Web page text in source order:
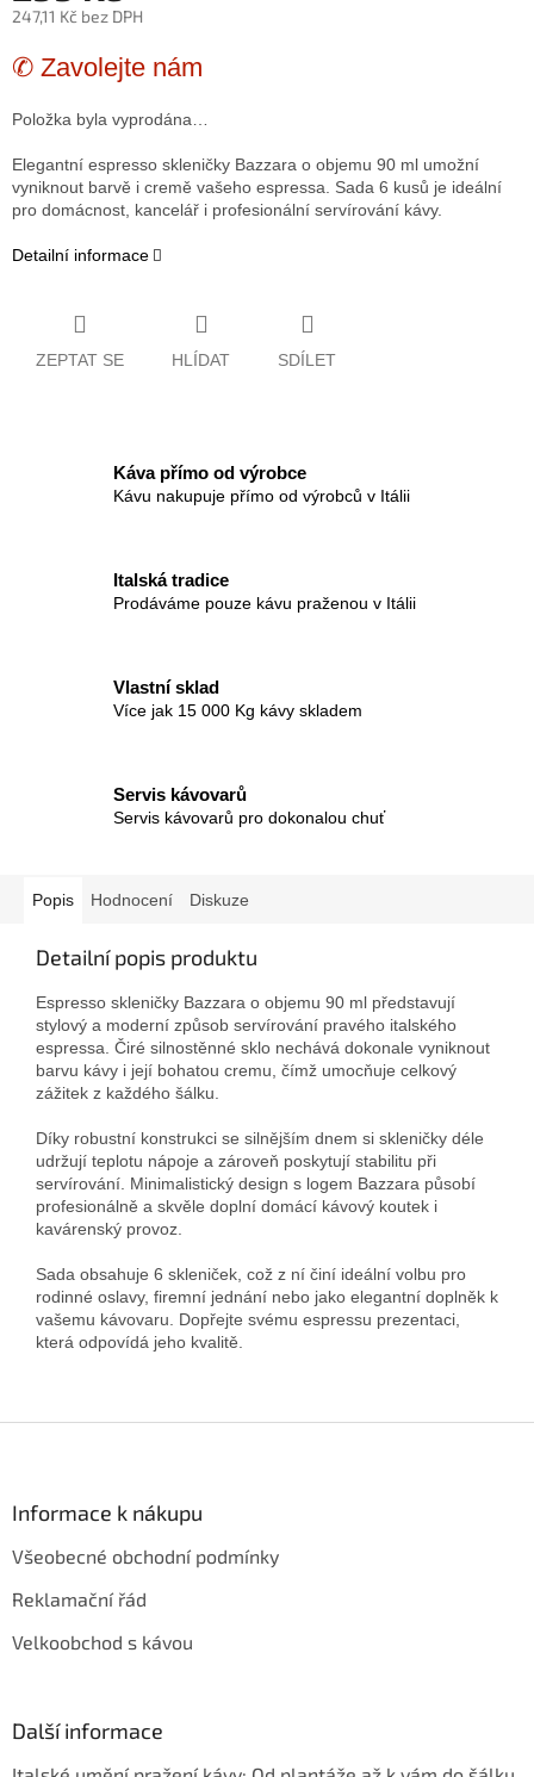
247,11 Kč bez DPH
cena:
✆ Zavolejte nám
Položka byla vyprodána…
Elegantní espresso skleničky Bazzara o objemu 90 ml umožní
vyniknout barvě i cremě vašeho espressa. Sada 6 kusů je ideální
pro domácnost, kancelář i profesionální servírování kávy.
Detailní informace
ZEPTAT SE HLÍDAT SDÍLET
Káva přímo od výrobce
Kávu nakupuje přímo od výrobců v Itálii
Italská tradice
Prodáváme pouze kávu praženou v Itálii
Vlastní sklad
Více jak 15 000 Kg kávy skladem
Servis kávovarů
Servis kávovarů pro dokonalou chuť
Popis Hodnocení Diskuze
Detailní popis produktu
Espresso skleničky Bazzara o objemu 90 ml představují
stylový a moderní způsob servírování pravého italského
espressa. Čiré silnostěnné sklo nechává dokonale vyniknout
barvu kávy i její bohatou cremu, čímž umocňuje celkový
zážitek z každého šálku.
Díky robustní konstrukci se silnějším dnem si skleničky déle
udržují teplotu nápoje a zároveň poskytují stabilitu při
servírování. Minimalistický design s logem Bazzara působí
profesionálně a skvěle doplní domácí kávový koutek i
kavárenský provoz.
Sada obsahuje 6 skleniček, což z ní činí ideální volbu pro
rodinné oslavy, firemní jednání nebo jako elegantní doplněk k
vašemu kávovaru. Dopřejte svému espressu prezentaci,
která odpovídá jeho kvalitě.
Informace k nákupu
Všeobecné obchodní podmínky
Reklamační řád
Velkoobchod s kávou
Další informace